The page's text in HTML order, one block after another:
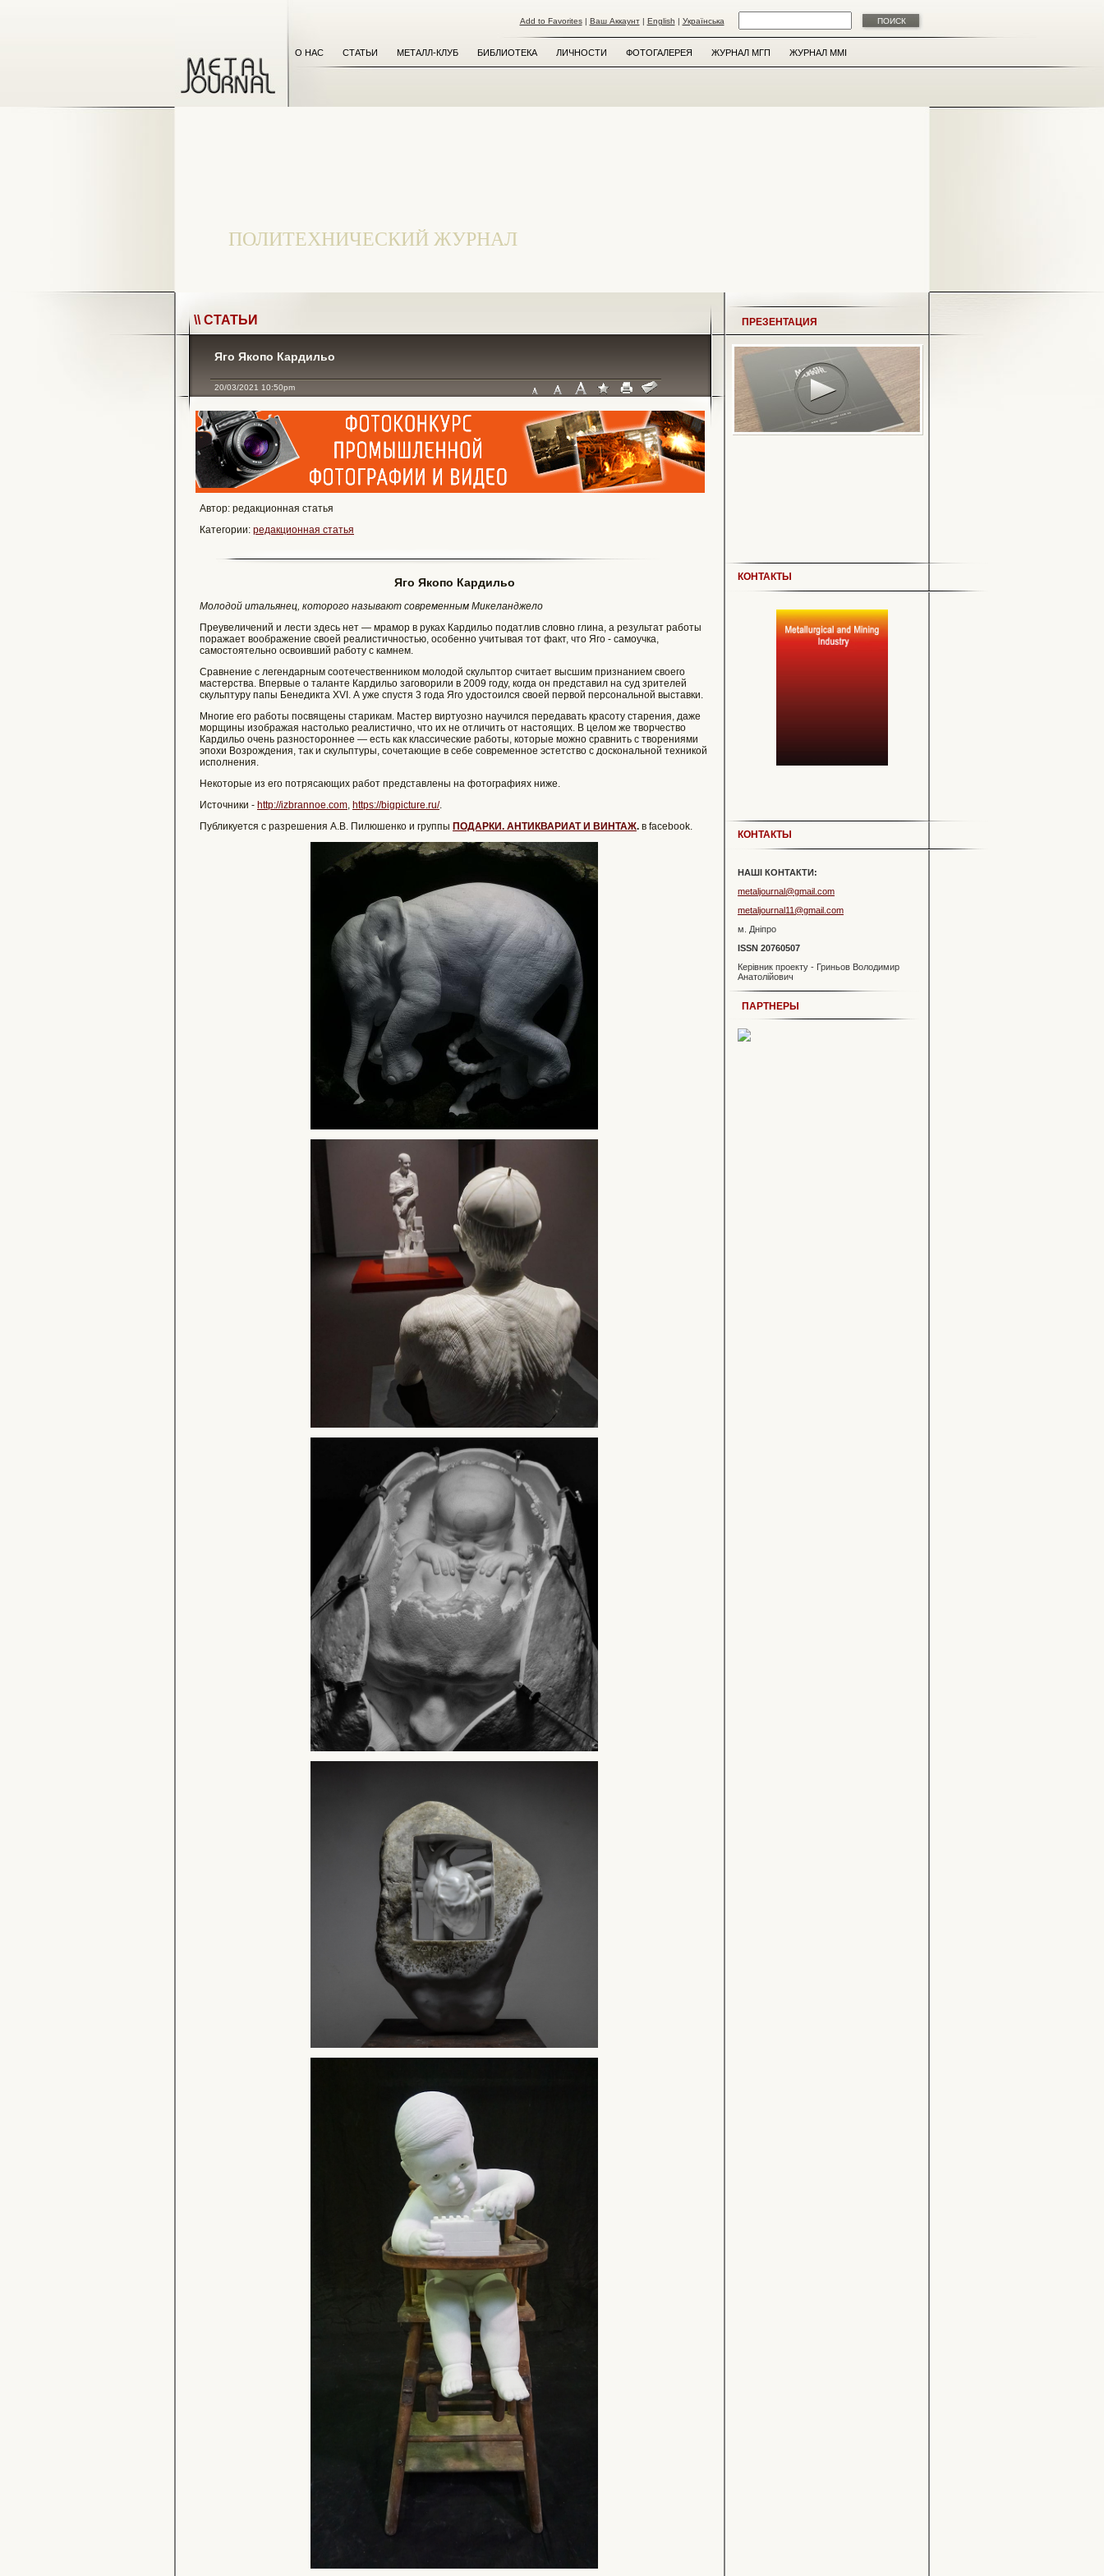
Add to Favorites | Ваш Аккаунт | English | Українська
О НАС СТАТЬИ МЕТАЛЛ-КЛУБ БИБЛИОТЕКА ЛИЧНОСТИ ФОТОГАЛЕРЕЯ ЖУРНАЛ МГП ЖУРНАЛ MMI
ПОЛИТЕХНИЧЕСКИЙ ЖУРНАЛ
\\ СТАТЬИ
Яго Якопо Кардильо
20/03/2021 10:50pm
Автор: редакционная статья
Категории: редакционная статья
Яго Якопо Кардильо
Молодой итальянец, которого называют современным Микеланджело
Преувеличений и лести здесь нет — мрамор в руках Кардильо податлив словно глина, а результат работы
поражает воображение своей реалистичностью, особенно учитывая тот факт, что Яго - самоучка,
самостоятельно освоивший работу с камнем.
Сравнение с легендарным соотечественником молодой скульптор считает высшим признанием своего
мастерства. Впервые о таланте Кардильо заговорили в 2009 году, когда он представил на суд зрителей
скульптуру папы Бенедикта XVI. А уже спустя 3 года Яго удостоился своей первой персональной выставки.
Многие его работы посвящены старикам. Мастер виртуозно научился передавать красоту старения, даже
морщины изображая настолько реалистично, что их не отличить от настоящих. В целом же творчество
Кардильо очень разностороннее — есть как классические работы, которые можно сравнить с творениями
эпохи Возрождения, так и скульптуры, сочетающие в себе современное эстетство с доскональной техникой
исполнения.
Некоторые из его потрясающих работ представлены на фотографиях ниже.
Источники - http://izbrannoe.com, https://bigpicture.ru/.
Публикуется с разрешения А.В. Пилюшенко и группы ПОДАРКИ. АНТИКВАРИАТ И ВИНТАЖ. в facebook.
ПРЕЗЕНТАЦИЯ
КОНТАКТЫ
КОНТАКТЫ
НАШІ КОНТАКТИ:
metaljournal@gmail.com
metaljournal11@gmail.com
м. Дніпро
ISSN 20760507
Керівник проекту - Гриньов Володимир
Анатолійович
ПАРТНЕРЫ